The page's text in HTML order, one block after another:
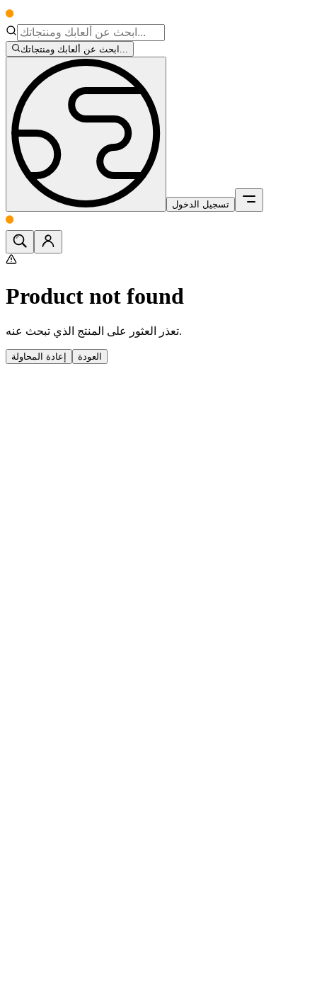
ابحث عن ألعابك ومنتجاتك...
تسجيل الدخول
Product not found
تعذر العثور على المنتج الذي تبحث عنه.
إعادة المحاولة العودة